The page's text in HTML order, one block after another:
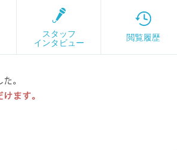
スタッフ
インタビュー
閲覧履歴